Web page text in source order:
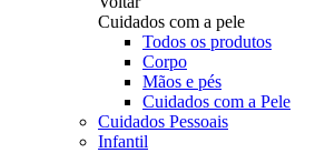
Cuidados com a pele
Todos os produtos
Corpo
Mãos e pés
Cuidados com a Pele
Cuidados Pessoais
Infantil